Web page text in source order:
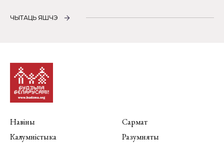
ЧЫТАЦЬ ЯШЧЭ
Навіны
Калумністыка
Сармат
Разумняты